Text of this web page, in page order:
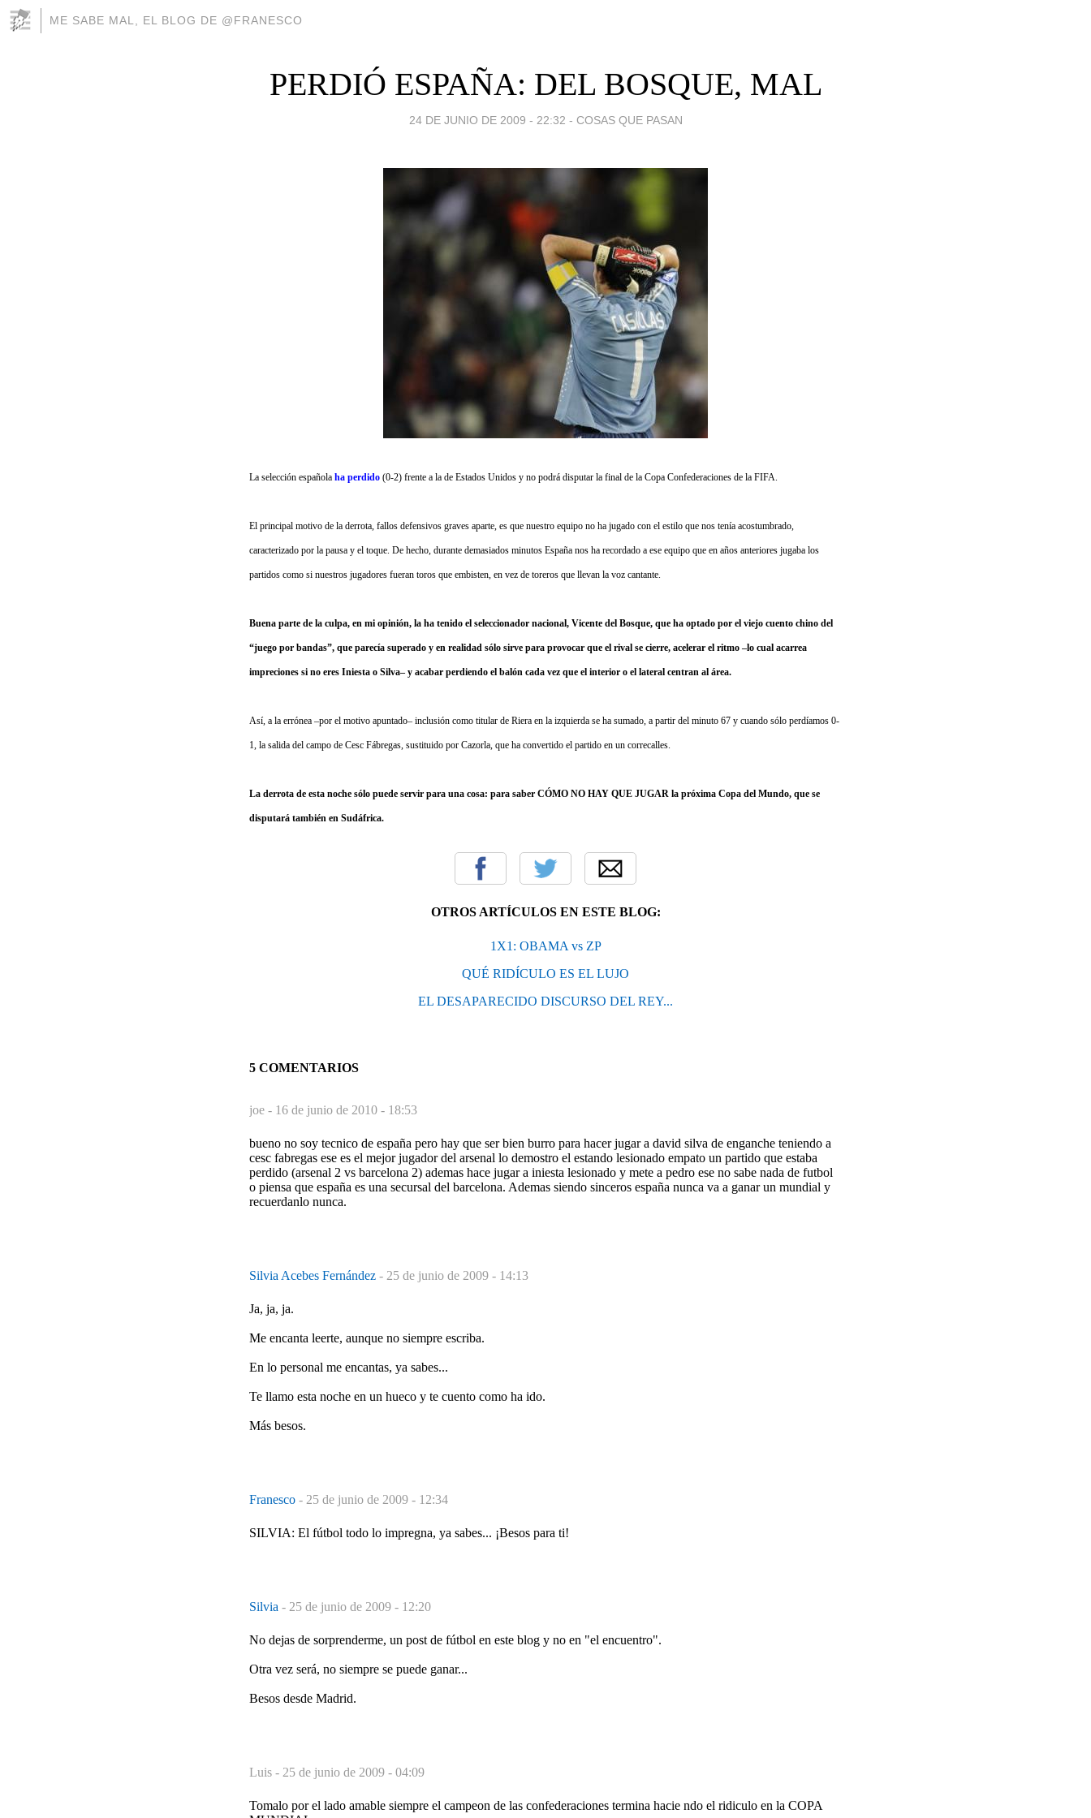
ME SABE MAL, EL BLOG DE @FRANESCO
PERDIÓ ESPAÑA: DEL BOSQUE, MAL
24 DE JUNIO DE 2009 - 22:32 - COSAS QUE PASAN
La selección española ha perdido (0-2) frente a la de Estados Unidos y no podrá disputar la final de la Copa Confederaciones de la FIFA.
El principal motivo de la derrota, fallos defensivos graves aparte, es que nuestro equipo no ha jugado con el estilo que nos tenía acostumbrado,
caracterizado por la pausa y el toque. De hecho, durante demasiados minutos España nos ha recordado a ese equipo que en años anteriores jugaba los
partidos como si nuestros jugadores fueran toros que embisten, en vez de toreros que llevan la voz cantante.
Buena parte de la culpa, en mi opinión, la ha tenido el seleccionador nacional, Vicente del Bosque, que ha optado por el viejo cuento chino del
“juego por bandas”, que parecía superado y en realidad sólo sirve para provocar que el rival se cierre, acelerar el ritmo –lo cual acarrea
impreciones si no eres Iniesta o Silva– y acabar perdiendo el balón cada vez que el interior o el lateral centran al área.
Así, a la errónea –por el motivo apuntado– inclusión como titular de Riera en la izquierda se ha sumado, a partir del minuto 67 y cuando sólo perdíamos 0-
1, la salida del campo de Cesc Fábregas, sustituido por Cazorla, que ha convertido el partido en un correcalles.
La derrota de esta noche sólo puede servir para una cosa: para saber CÓMO NO HAY QUE JUGAR la próxima Copa del Mundo, que se
disputará también en Sudáfrica.
OTROS ARTÍCULOS EN ESTE BLOG:
1X1: OBAMA vs ZP
QUÉ RIDÍCULO ES EL LUJO
EL DESAPARECIDO DISCURSO DEL REY...
5 COMENTARIOS
joe - 16 de junio de 2010 - 18:53
bueno no soy tecnico de españa pero hay que ser bien burro para hacer jugar a david silva de enganche teniendo a
cesc fabregas ese es el mejor jugador del arsenal lo demostro el estando lesionado empato un partido que estaba
perdido (arsenal 2 vs barcelona 2) ademas hace jugar a iniesta lesionado y mete a pedro ese no sabe nada de futbol
o piensa que españa es una secursal del barcelona. Ademas siendo sinceros españa nunca va a ganar un mundial y
recuerdanlo nunca.
Silvia Acebes Fernández - 25 de junio de 2009 - 14:13
Ja, ja, ja.
Me encanta leerte, aunque no siempre escriba.
En lo personal me encantas, ya sabes...
Te llamo esta noche en un hueco y te cuento como ha ido.
Más besos.
Franesco - 25 de junio de 2009 - 12:34
SILVIA: El fútbol todo lo impregna, ya sabes... ¡Besos para ti!
Silvia - 25 de junio de 2009 - 12:20
No dejas de sorprenderme, un post de fútbol en este blog y no en "el encuentro".
Otra vez será, no siempre se puede ganar...
Besos desde Madrid.
Luis - 25 de junio de 2009 - 04:09
Tomalo por el lado amable siempre el campeon de las confederaciones termina hacie ndo el ridiculo en la COPA